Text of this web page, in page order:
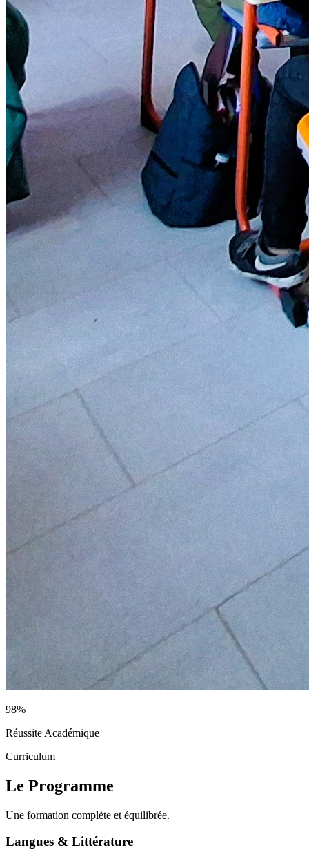
98%
Réussite Académique
Curriculum
Le Programme
Une formation complète et équilibrée.
Langues & Littérature